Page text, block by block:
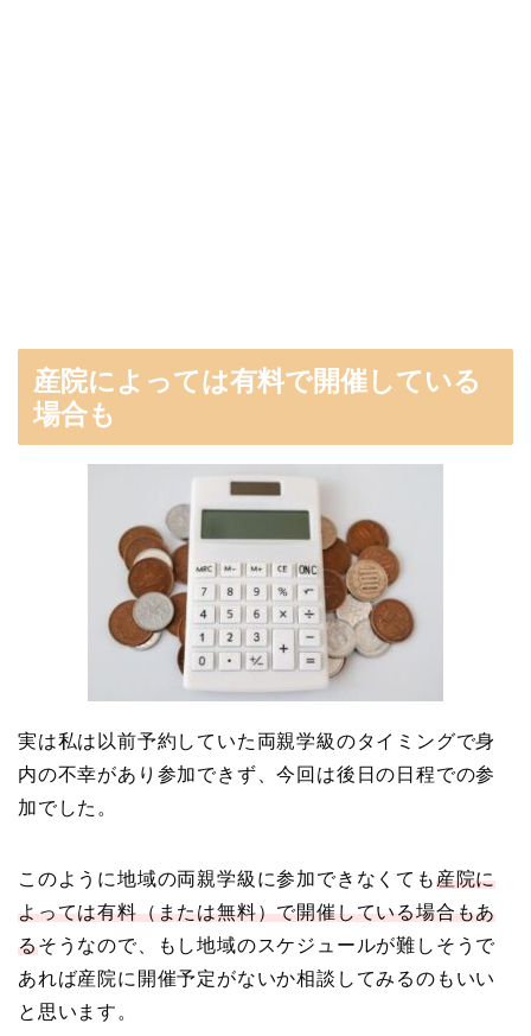
産院によっては有料で開催している
場合も
実は私は以前予約していた両親学級のタイミングで身
内の不幸があり参加できず、今回は後日の日程での参
加でした。
このように地域の両親学級に参加できなくても産院に
よっては有料（または無料）で開催している場合もあ
るそうなので、もし地域のスケジュールが難しそうで
あれば産院に開催予定がないか相談してみるのもいい
と思います。